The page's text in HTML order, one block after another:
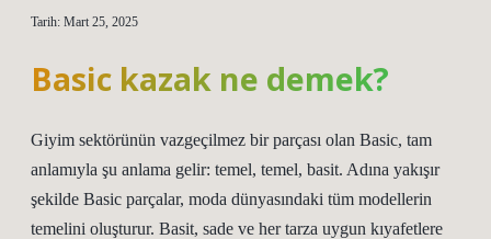
Tarih: Mart 25, 2025
Basic kazak ne demek?
Giyim sektörünün vazgeçilmez bir parçası olan Basic, tam
anlamıyla şu anlama gelir: temel, temel, basit. Adına yakışır
şekilde Basic parçalar, moda dünyasındaki tüm modellerin
temelini oluşturur. Basit, sade ve her tarza uygun kıyafetlere